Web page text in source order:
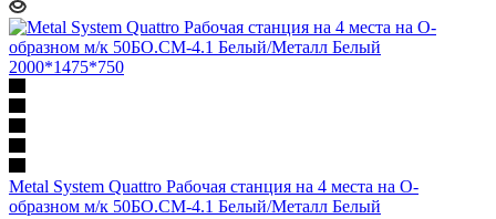
Metal System Quattro Рабочая станция на 4 места на О-
образном м/к 50БО.СМ-4.1 Белый/Металл Белый